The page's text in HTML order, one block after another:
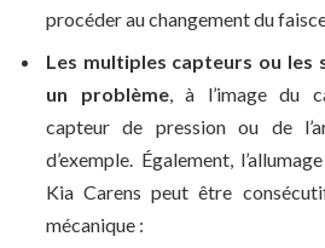
procéder au changement du
Les multiples capteurs ou les
un problème, à l’image du
capteur de pression ou de
d’exemple. Également,
Kia Carens peut être
mécanique :